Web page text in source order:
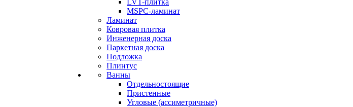
LVT-плитка
MSPC-ламинат
Ламинат
Ковровая плитка
Инженерная доска
Паркетная доска
Подложка
Плинтус
Ванны
Отдельностоящие
Пристенные
Угловые (ассиметричные)